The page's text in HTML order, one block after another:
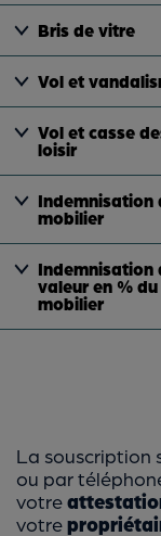
Bris de vitre
Vol et
Vol et casse
loisir
Indemnisation
mobilier
Indemnisation
valeur en %
mobilier
La souscription
ou par
votre
votre